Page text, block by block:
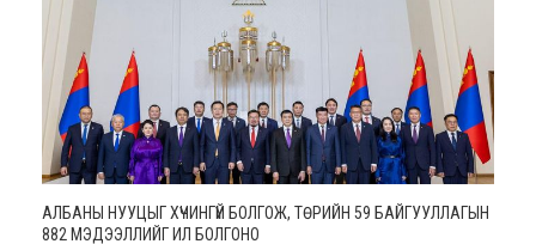
АЛБАНЫ НУУЦЫГ ХҮЧИНГҮЙ БОЛГОЖ, ТӨРИЙН 59 БАЙГУУЛЛАГЫН
882 МЭДЭЭЛЛИЙГ ИЛ БОЛГОНО